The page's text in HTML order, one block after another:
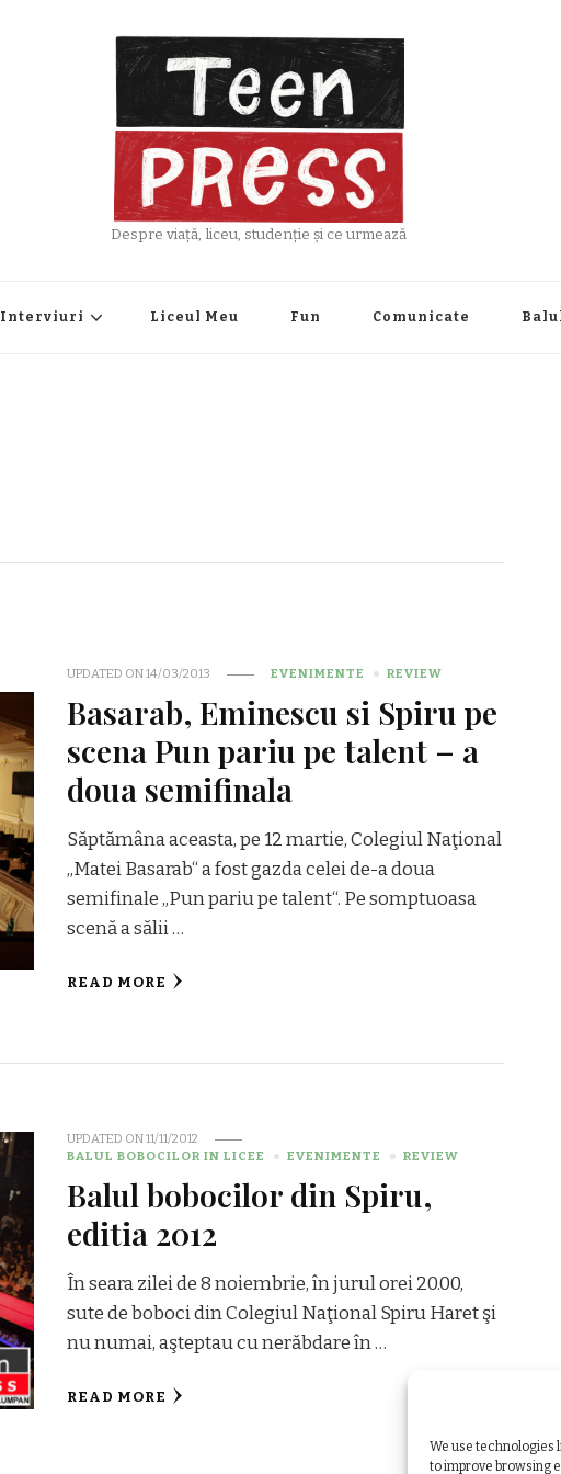
We use technologies
to improve browsing
Despre viață, liceu, studenție și ce urmează
Interviuri Liceul Meu Fun Comunicate
UPDATED ON14/03/2013 EVENIMENTE REVIEW
Basarab, Eminescu si Spiru pe
scena Pun pariu pe talent – a
doua semifinala
Săptămâna aceasta, pe 12 martie, Colegiul Naţional
„Matei Basarab“ a fost gazda celei de-a doua
semifinale „Pun pariu pe talent“. Pe somptuoasa
scenă a sălii …
READ MORE
UPDATED ON11/11/2012
BALUL BOBOCILOR IN LICEE
EVENIMENTE REVIEW
Balul bobocilor din Spiru,
editia 2012
În seara zilei de 8 noiembrie, în jurul orei 20.00,
sute de boboci din Colegiul Naţional Spiru Haret şi
nu numai, aşteptau cu nerăbdare în …
READ MORE